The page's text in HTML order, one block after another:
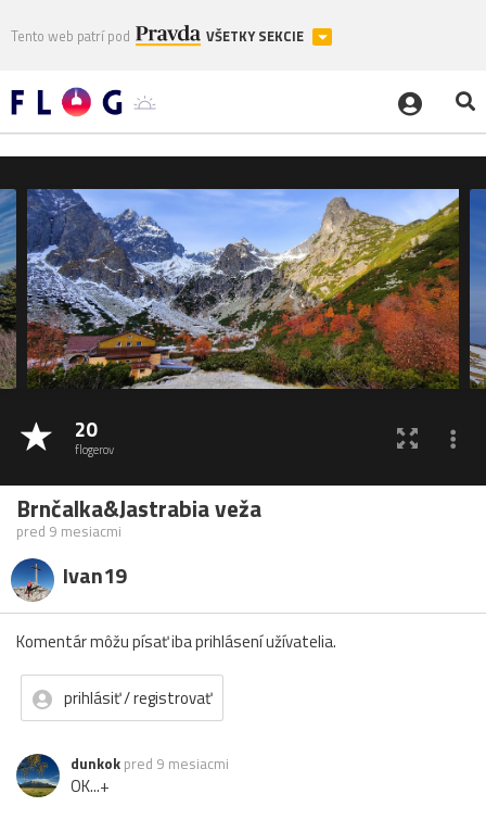
Tento web patrí pod VŠETKY SEKCIE
20
flogerov
Brnčalka&Jastrabia veža
pred 9 mesiacmi
Ivan19
Komentár môžu písať iba prihlásení užívatelia.
prihlásiť / registrovať
dunkok pred 9 mesiacmi
OK...+